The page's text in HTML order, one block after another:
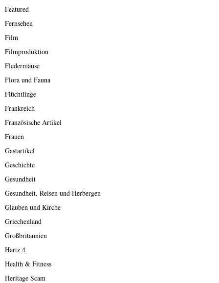
Featured
Fernsehen
Film
Filmproduktion
Fledermäuse
Flora und Fauna
Flüchtlinge
Frankreich
Französische Artikel
Frauen
Gastartikel
Geschichte
Gesundheit
Gesundheit, Reisen und Herbergen
Glauben und Kirche
Griechenland
Großbritannien
Hartz 4
Health & Fitness
Heritage Scam